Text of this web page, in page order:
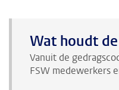
Wat houdt
Vanuit de
FSW medewerkers